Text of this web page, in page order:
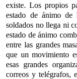
existe. Los propios
estado de ánimo de
soldados no llega ni
estado de ánimo
entre las grandes
que un movimiento
esas grandes
correos y telégrafos,